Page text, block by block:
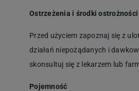
Ostrzeżenia i środki ostrożności
Przed użyciem zapoznaj się z
działań niepożądanych i
skonsultuj się z lekarzem lub
Pojemność